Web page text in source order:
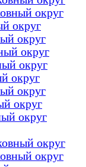
округ
округ
округ
округ
округ
округ
округ
округ
округ
округ
округ